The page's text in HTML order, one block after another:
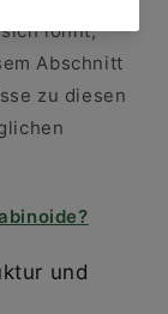
lohnt,
Abschnitt
zu diesen
und